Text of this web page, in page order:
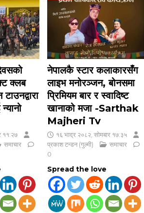
क्लब
११:२७
समाचार
नेपालकै स्टार कलाकारसँग
लाइभ मनोरञ्जन, बोनसमा
प्रिमियम बार र स्वादिष्ट
खानाको मजा -Sarthak
Majheri Tv
१६ भाद्र २०८२, सोमबार १७:३५
प्रकाश टन्डन (गुल्मी)
समाचार
0
Spread the love